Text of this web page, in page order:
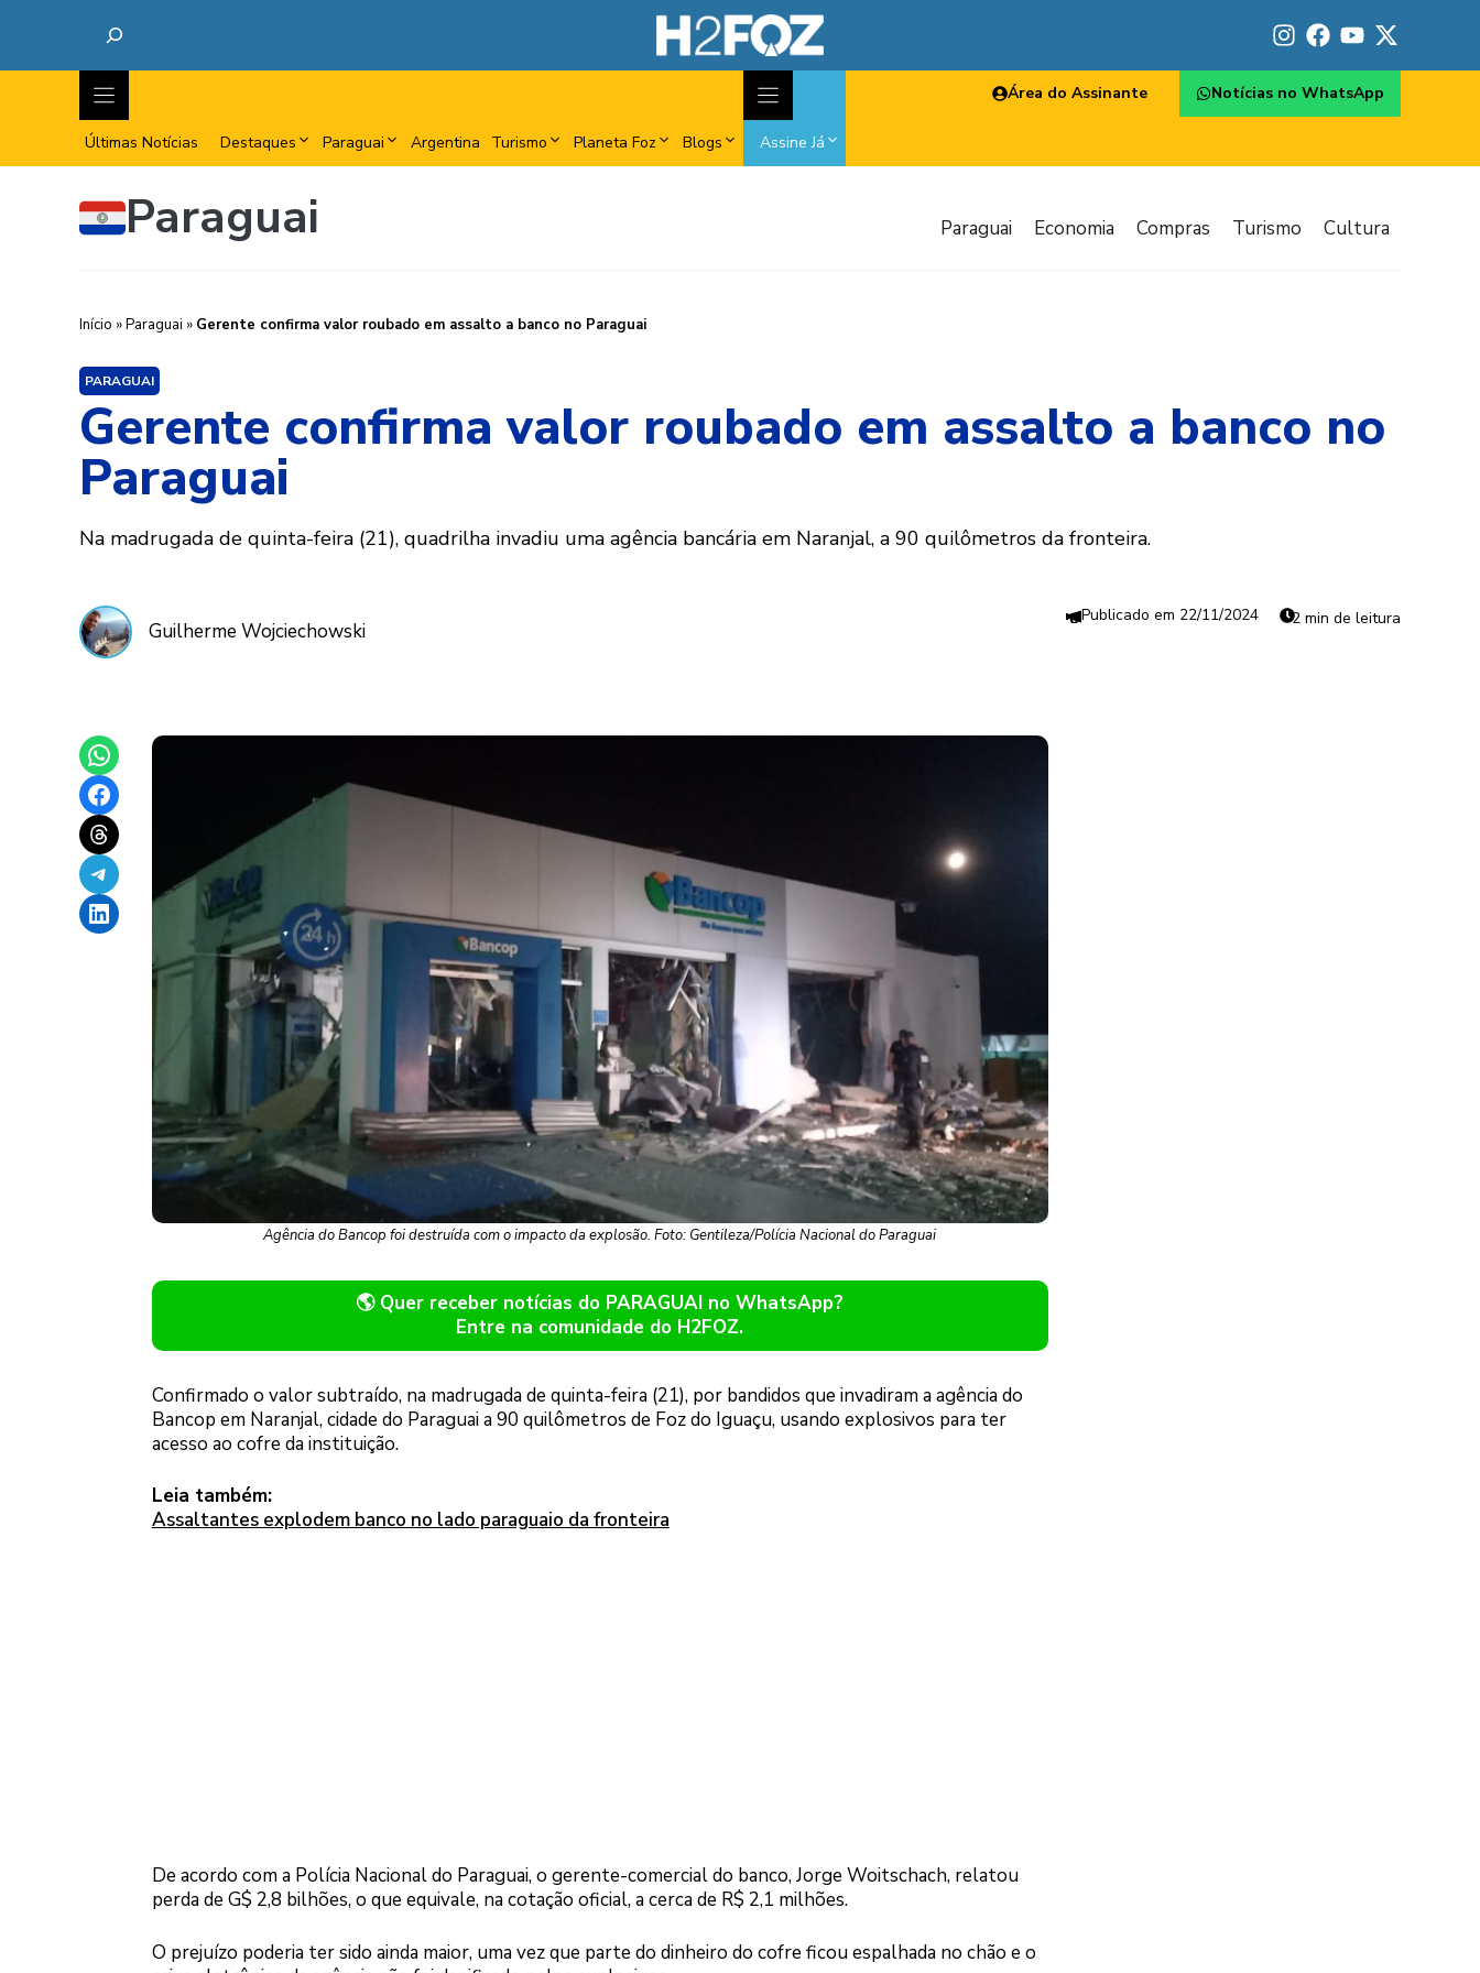
Últimas Notícias Destaques Paraguai Argentina Turismo Planeta Foz Blogs Assine Já
Área do Assinante Notícias no WhatsApp
Paraguai Paraguai Economia Compras Turismo Cultura
Início »Paraguai » Gerente confirma valor roubado em assalto a banco no Paraguai
PARAGUAI
Gerente confirma valor roubado em assalto a banco no
Paraguai
Na madrugada de quinta-feira (21), quadrilha invadiu uma agência bancária em Naranjal, a 90 quilômetros da fronteira.
Guilherme Wojciechowski
22/11/2024 2 min de leitura
Share on WhatsApp
Share on Facebook
Share on Threads
Share on Telegram
Share on LinkedIn
Agência do Bancop foi destruída com o impacto da explosão. Foto: Gentileza/Polícia Nacional do Paraguai
🌎 Quer receber notícias do PARAGUAI no WhatsApp?
Entre na comunidade do H2FOZ.
Confirmado o valor subtraído, na madrugada de quinta-feira (21), por bandidos que invadiram a agência do
Bancop em Naranjal, cidade do Paraguai a 90 quilômetros de Foz do Iguaçu, usando explosivos para ter
acesso ao cofre da instituição.
Leia também:
Assaltantes explodem banco no lado paraguaio da fronteira
De acordo com a Polícia Nacional do Paraguai, o gerente-comercial do banco, Jorge Woitschach, relatou
perda de G$ 2,8 bilhões, o que equivale, na cotação oficial, a cerca de R$ 2,1 milhões.
O prejuízo poderia ter sido ainda maior, uma vez que parte do dinheiro do cofre ficou espalhada no chão e o